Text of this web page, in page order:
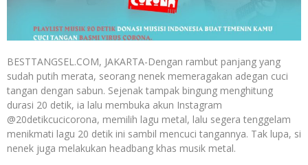
BESTTANGSEL.COM, JAKARTA-Dengan rambut panjang yang
sudah putih merata, seorang nenek memeragakan adegan cuci
tangan dengan sabun. Sejenak tampak bingung menghitung
durasi 20 detik, ia lalu membuka akun Instagram
@20detikcucicorona, memilih lagu metal, lalu segera tenggelam
menikmati lagu 20 detik ini sambil mencuci tangannya. Tak lupa, si
nenek juga melakukan headbang khas musik metal.